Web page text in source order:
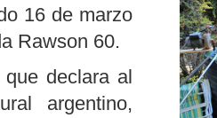
16 de marzo
Rawson 60.
declara al
argentino,